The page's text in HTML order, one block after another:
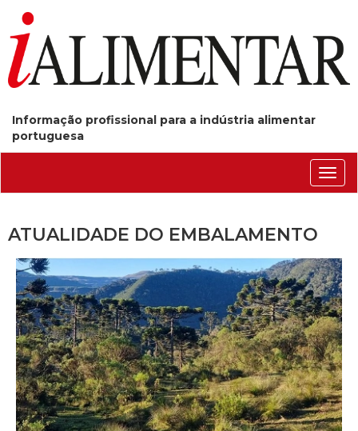
Informação profissional para a indústria alimentar
portuguesa
ATUALIDADE DO EMBALAMENTO